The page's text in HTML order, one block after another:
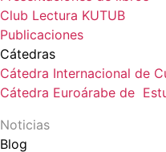
Club Lectura KUTUB
Publicaciones
Cátedras
Cátedra Internacional de
Cátedra Euroárabe de
Noticias
Blog